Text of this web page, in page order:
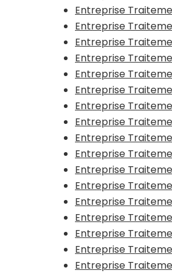
Entreprise
Entreprise
Entreprise
Entreprise
Entreprise
Entreprise
Entreprise
Entreprise
Entreprise
Entreprise
Entreprise
Entreprise
Entreprise
Entreprise
Entreprise
Entreprise
Entreprise